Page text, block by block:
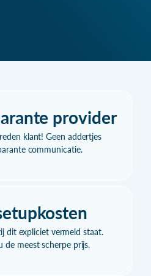
provider
klant! Geen addertjes
communicatie.
dit expliciet vermeld staat.
meest scherpe prijs.